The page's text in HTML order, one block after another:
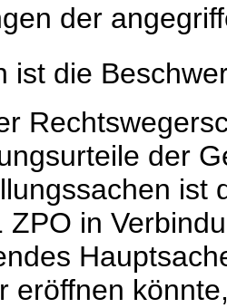
der
ist die
der
ist
ZPO in
eröffnen